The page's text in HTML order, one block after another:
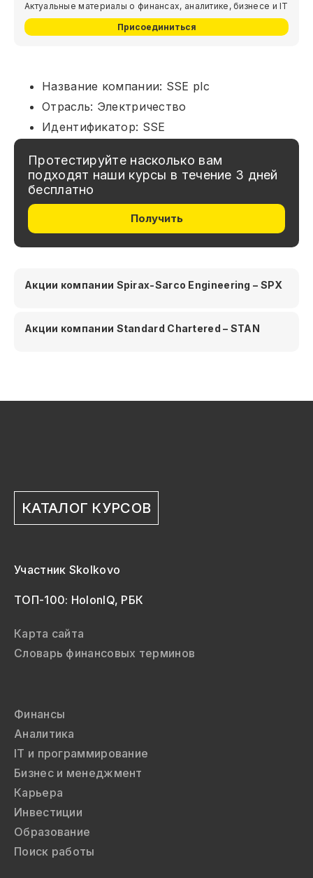
Актуальные материалы о финансах, аналитике, бизнесе и IT
Присоединиться
Название компании: SSE plc
Отрасль: Электричество
Идентификатор: SSE
Протестируйте насколько вам
подходят наши курсы в течение 3 дней
бесплатно
Получить
Акции компании Spirax-Sarco Engineering – SPX
Акции компании Standard Chartered – STAN
КАТАЛОГ КУРСОВ
Участник Skolkovo
ТОП-100: HolonIQ, РБК
Карта сайта
Словарь финансовых терминов
Финансы
Аналитика
IT и программирование
Бизнес и менеджмент
Карьера
Инвестиции
Образование
Поиск работы